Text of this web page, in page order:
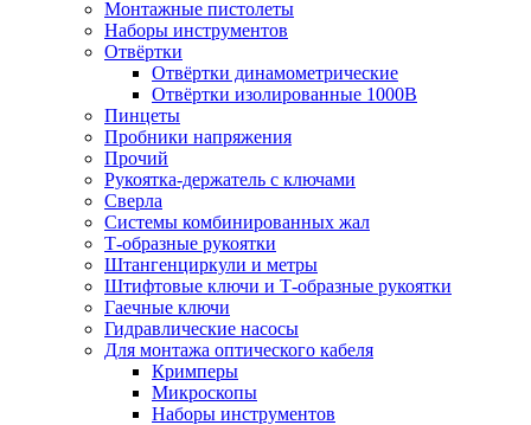
Монтажные пистолеты
Наборы инструментов
Отвёртки
Отвёртки динамометрические
Отвёртки изолированные 1000В
Пинцеты
Пробники напряжения
Прочий
Рукоятка-держатель с ключами
Сверла
Системы комбинированных жал
Т-образные рукоятки
Штангенциркули и метры
Штифтовые ключи и Т-образные рукоятки
Гаечные ключи
Гидравлические насосы
Для монтажа оптического кабеля
Кримперы
Микроскопы
Наборы инструментов